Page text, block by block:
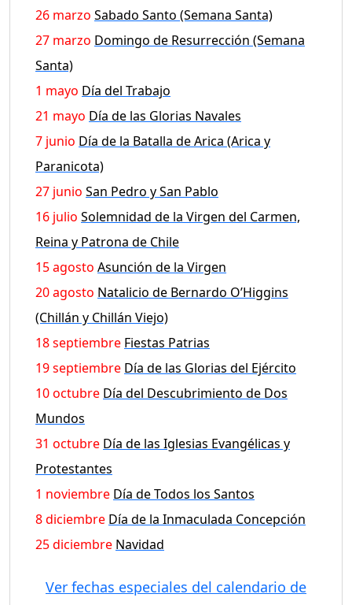
26 marzo Sabado Santo (Semana Santa)
27 marzo Domingo de Resurrección (Semana
Santa)
1 mayo Día del Trabajo
21 mayo Día de las Glorias Navales
7 junio Día de la Batalla de Arica (Arica y
Paranicota)
27 junio San Pedro y San Pablo
16 julio Solemnidad de la Virgen del Carmen,
Reina y Patrona de Chile
15 agosto Asunción de la Virgen
20 agosto Natalicio de Bernardo O’Higgins
(Chillán y Chillán Viejo)
18 septiembre Fiestas Patrias
19 septiembre Día de las Glorias del Ejército
10 octubre Día del Descubrimiento de Dos
Mundos
31 octubre Día de las Iglesias Evangélicas y
Protestantes
1 noviembre Día de Todos los Santos
8 diciembre Día de la Inmaculada Concepción
25 diciembre Navidad
Ver fechas especiales del calendario de